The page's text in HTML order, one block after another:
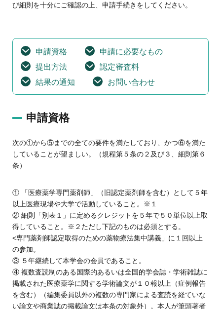
び細則を十分にご確認の上、申請手続きをしてください。
申請資格
申請に必要なもの
提出方法
認定審査料
結果の通知
お問い合わせ
申請資格
次の①から⑤までの全ての要件を満たしており、かつ⑥を満た
していることが望ましい。（規程第５条の２及び３、細則第６
条）
① 「医療薬学専門薬剤師」（旧認定薬剤師を含む）として５年
以上医療現場や大学で活動していること。※１
② 細則「別表１」に定めるクレジットを５年で５０単位以上取
得していること。※２ただし下記のものは必須とする。
<専門薬剤師認定取得のための薬物療法集中講義」に１回以上
の参加。
③ ５年継続して本学会の会員であること。
④ 複数査読制のある国際的あるいは全国的学会誌・学術雑誌に
掲載された医療薬学に関する学術論文が１０報以上（症例報告
を含む）（編集委員以外の複数の専門家による査読を経ていな
い論文や商業誌の掲載論文は本条の対象外）。本人が筆頭著者